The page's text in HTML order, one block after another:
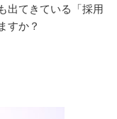
出てきている「採用
すか？